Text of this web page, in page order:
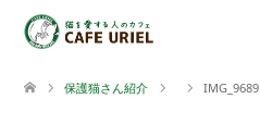
保護猫さん紹介 IMG_9689